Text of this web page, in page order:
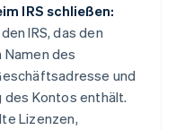
IRS schließen:
IRS, das den
des
und
des Kontos enthält.
Lizenzen,